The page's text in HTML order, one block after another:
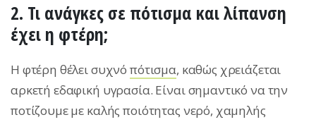
2. Τι ανάγκες σε πότισμα και λίπανση
έχει η φτέρη;
Η φτέρη θέλει συχνό πότισμα, καθώς χρειάζεται
αρκετή εδαφική υγρασία. Είναι σημαντικό να την
ποτίζουμε με καλής ποιότητας νερό, χαμηλής